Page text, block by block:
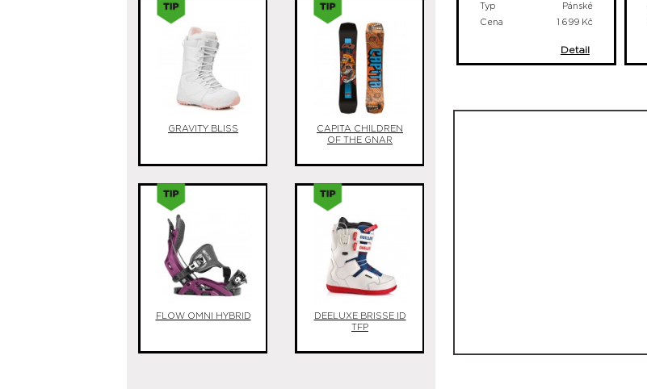
Typ
Pánské
Cena
1 699 Kč
Detail
GRAVITY BLISS
CAPITA CHILDREN
OF THE GNAR
FLOW OMNI HYBRID
DEELUXE BRISSE ID
TFP